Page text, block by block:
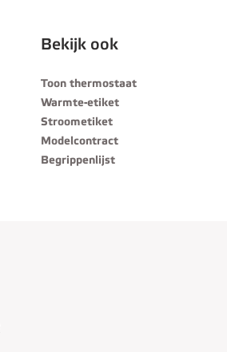
Bekijk ook
Toon thermostaat
Warmte-etiket
Stroometiket
Modelcontract
Begrippenlijst